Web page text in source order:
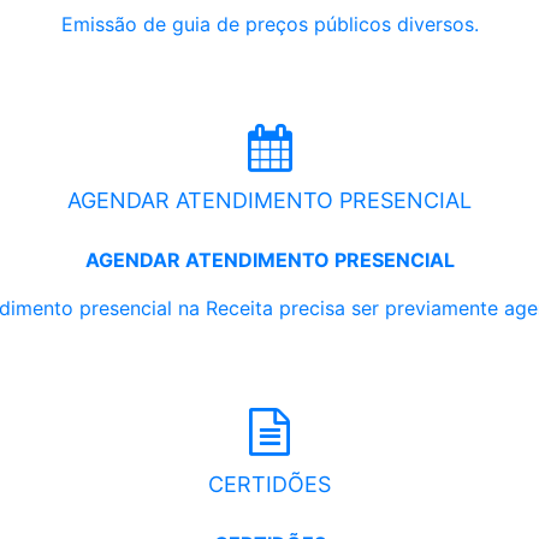
Emissão de guia de preços públicos diversos.
AGENDAR ATENDIMENTO PRESENCIAL
AGENDAR ATENDIMENTO PRESENCIAL
presencial na Receita precisa ser previamente
CERTIDÕES